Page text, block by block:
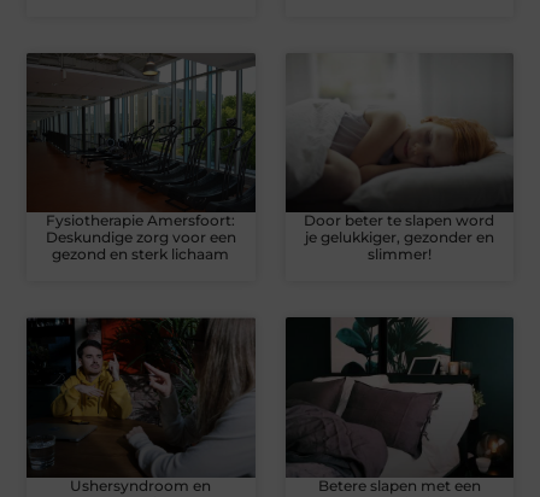
Fysiotherapie Amersfoort:
Deskundige zorg voor een
gezond en sterk lichaam
Door beter te slapen word
je gelukkiger, gezonder en
slimmer!
Ushersyndroom en
Betere slapen met een